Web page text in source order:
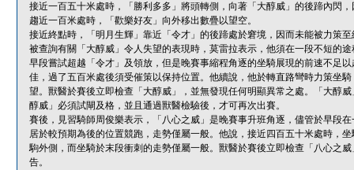
接近一百五十米處時，「勝利多多」將頭轉側，向著「大醇威」的後蹄內閃
趨近一百米處時，「歡樂好友」向外移出數疊以望空。
接近終點時，「明月生輝」靠近「令才」的後蹄處於窘境，因而未能被力策至
被查詢有關「大醇威」令人失望的表現時，莫雷拉表示，他須在一段不短的
早段嘗試超越「令才」及領放，但是晚賽事縮程角逐的坐騎展現的前速不足
佳，過了五百米處後須受催策以保持位置。他續說，他於轉直路彎時力策坐
望。獸醫於賽後立即檢查「大醇威」，並無發現任何明顯異常之處。「大醇
醇威」必須試閘及格，並且通過獸醫檢驗後，才可再次出賽。
賽後，見習騎師周俊樂表示，「八心之威」是晚賽事升班角逐，儘管於早段
居於較預期為後的位置競跑，走勢僅屬一般。他說，接近四百五十米處時，
駒外側，而坐騎於末段衝刺的走勢僅屬一般。獸醫於賽後立即檢查「八心之
告。